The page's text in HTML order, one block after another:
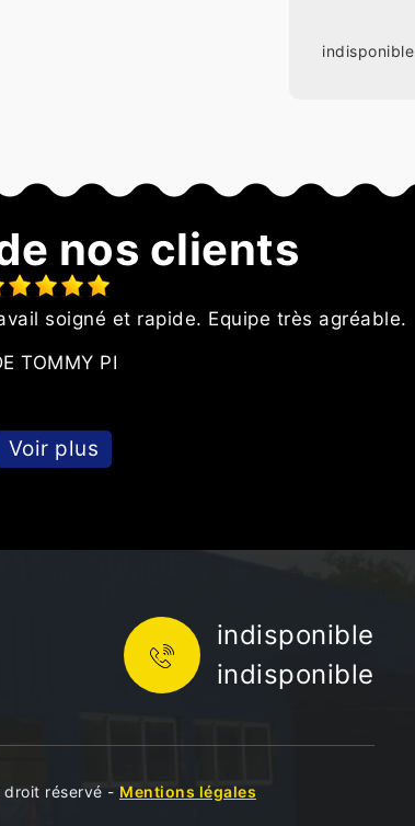
indisponible
nos clients
soigné et rapide. Equipe très agréable.
TOMMY PI
Voir plus
indisponible
indisponible
réservé - Mentions légales